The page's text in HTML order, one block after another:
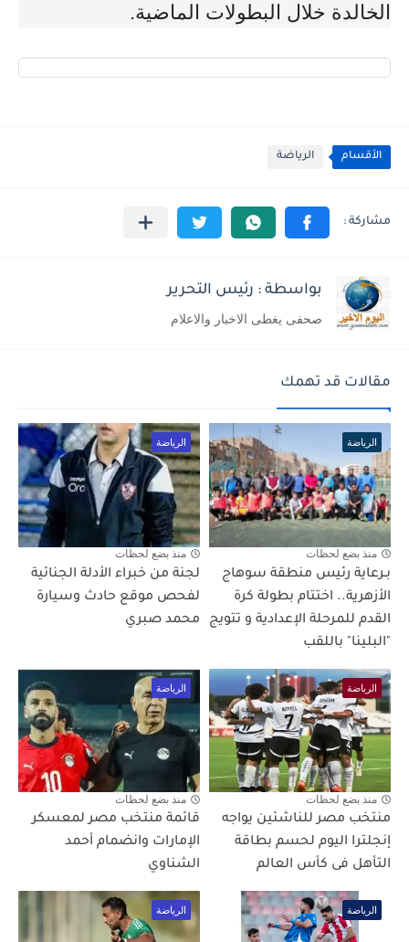
الخالدة خلال البطولات الماضية.
الأقسام الرياضة
بواسطة : رئيس التحرير
صحفى يغطى الاخبار والاعلام
مقالات قد تهمك
الرياضة
منذ بضع لحظات
بـرعاية رئيس منطقة سوهاج
الأزهرية.. اختتام بطولة كرة
القدم للمرحلة الإعدادية و تتويج
"البلينا" باللقب
الرياضة
منذ بضع لحظات
لجنة من خبراء الأدلة الجنائية
لفحص موقع حادث وسيارة
محمد صبري
الرياضة
منذ بضع لحظات
منتخب مصر للناشئين يواجه
إنجلترا اليوم لحسم بطاقة
التأهل فى كأس العالم
الرياضة
منذ بضع لحظات
قائمة منتخب مصر لمعسكر
الإمارات وانضمام أحمد
الشناوي
الرياضة الرياضة